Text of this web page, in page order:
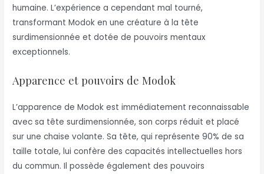
humaine. L’expérience a cependant mal tourné,
transformant Modok en une créature à la tête
surdimensionnée et dotée de pouvoirs mentaux
exceptionnels.
Apparence et pouvoirs de Modok
L’apparence de Modok est immédiatement reconnaissable
avec sa tête surdimensionnée, son corps réduit et placé
sur une chaise volante. Sa tête, qui représente 90% de sa
taille totale, lui confère des capacités intellectuelles hors
du commun. Il possède également des pouvoirs